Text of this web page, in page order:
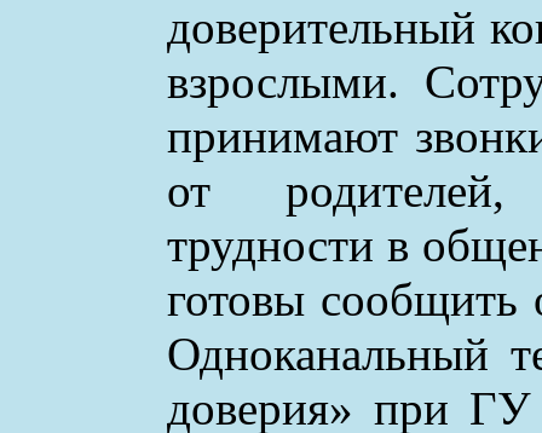
доверительный
взрослыми.
принимают
от
трудности в
готовы сообщить
Одноканальный
доверия» при ГУ